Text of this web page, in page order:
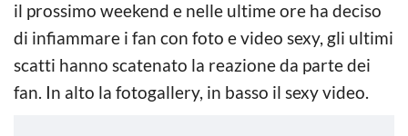
il prossimo weekend e nelle ultime ore ha deciso
di infiammare i fan con foto e video sexy, gli ultimi
scatti hanno scatenato la reazione da parte dei
fan. In alto la fotogallery, in basso il sexy video.